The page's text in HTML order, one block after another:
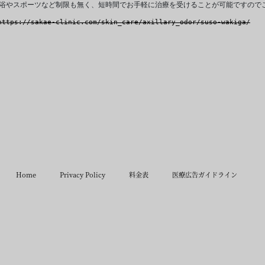
やスポーツなど制限も無く、短時間でお手軽に治療を受けることが可能ですので
sakae-clinic.com/skin_care/axillary_odor/suso-wakiga/
Home Privacy Policy 料金表 医療広告ガイドライン